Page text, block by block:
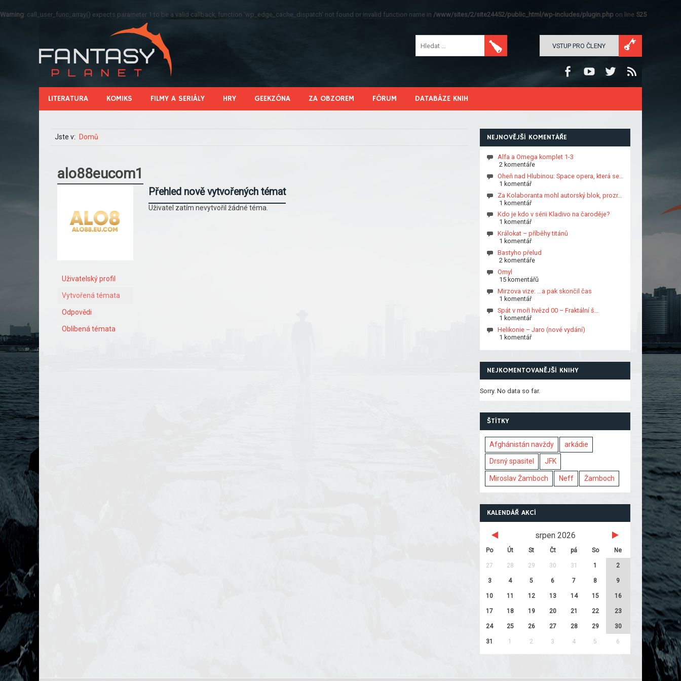
Warning: call_user_func_array() expects parameter 1 to be a valid callback, function 'wp_edge_cache_dispatch' not found or invalid function name in /www/sites/2/site24452/public_html/wp-includes/plugin.php on line 525
VSTUP PRO ČLENY
LITERATURA KOMIKS FILMY A SERIÁLY HRY GEEKZÓNA ZA OBZOREM FÓRUM DATABÁZE KNIH
Jste v: Domů
alo88eucom1
Uživatelský profil
Vytvořená témata
Odpovědi
Oblíbená témata
Přehled nově vytvořených témat
Uživatel zatím nevytvořil žádné téma.
NEJNOVĚJŠÍ KOMENTÁŘE
Alfa a Omega komplet 1-3
2 komentáře
Oheň nad Hlubinou: Space opera, která se…
1 komentář
Za Kolaboranta mohl autorský blok, prozr…
1 komentář
Kdo je kdo v sérii Kladivo na čaroděje?
1 komentář
Králokat – příběhy titánů
1 komentář
Bastyho přelud
2 komentáře
Omyl
15 komentářů
Mirzova vize: …a pak skončil čas
1 komentář
Spát v moři hvězd 00 – Fraktální š…
1 komentář
Helikonie – Jaro (nové vydání)
1 komentář
NEJKOMENTOVANĚJŠÍ KNIHY
Sorry. No data so far.
ŠTÍTKY
Afghánistán navždy arkádie
Drsný spasitel JFK
Miroslav Žamboch Neff Žamboch
KALENDÁŘ AKCÍ
srpen 2026
Po Út St Čt pá So Ne
27 28 29 30 31 1 2
3 4 5 6 7 8 9
10 11 12 13 14 15 16
17 18 19 20 21 22 23
24 25 26 27 28 29 30
31 1 2 3 4 5 6